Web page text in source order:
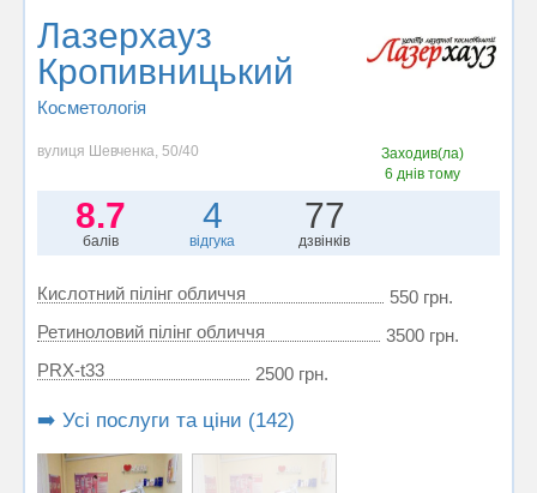
Лазерхауз
Кропивницький
Косметологія
вулиця Шевченка, 50/40
Заходив(ла)
6 днів тому
8.7
балів
4
відгука
77
дзвінків
Кислотний пілінг обличчя
550 грн.
Ретиноловий пілінг обличчя
3500 грн.
PRX-t33
2500 грн.
➡️ Усі послуги та ціни (142)